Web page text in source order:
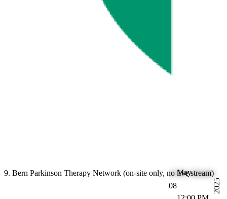
08
May
2025
9. Bern Parkinson Therapy Network (on-site only, no live stream)